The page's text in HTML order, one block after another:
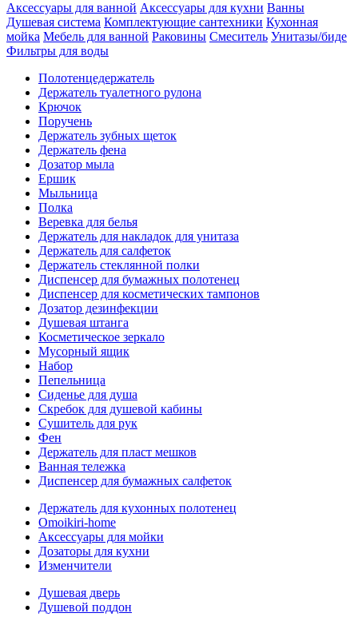
Аксессуары для ванной Аксессуары для кухни Ванны
Душевая система Комплектующие сантехники Кухонная
мойка Мебель для ванной Раковины Смеситель Унитазы/биде
Фильтры для воды
Полотенцедержатель
Держатель туалетного рулона
Крючок
Поручень
Держатель зубных щеток
Держатель фена
Дозатор мыла
Eршик
Мыльница
Полка
Веревка для белья
Держатель для накладок для унитаза
Держатель для салфеток
Держатель стеклянной полки
Диспенсер для бумажных полотенец
Диспенсер для косметических тампонов
Дозатор дезинфекции
Душевая штанга
Косметическое зеркало
Мусорный ящик
Набор
Пепельница
Сиденье для душа
Скребок для душевой кабины
Сушитель для рук
Фен
Держатель для пласт мешков
Ванная тележка
Диспенсер для бумажных салфеток
Держатель для кухонных полотенец
Omoikiri-home
Аксессуары для мойки
Дозаторы для кухни
Изменчители
Душевая дверь
Душевой поддон